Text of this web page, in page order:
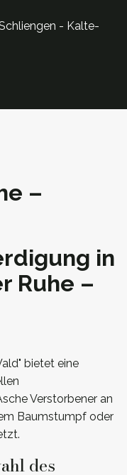
- Kalte-
–
in
Ruhe –
bietet eine
Verstorbener an
Baumstumpf oder
des